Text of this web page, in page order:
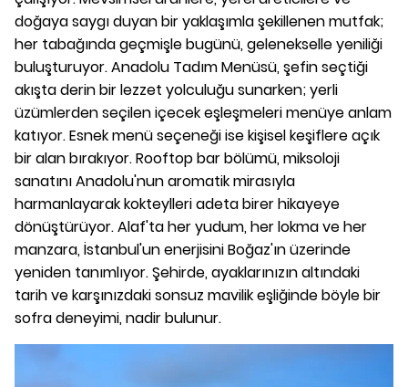
doğaya saygı duyan bir yaklaşımla şekillenen mutfak;
her tabağında geçmişle bugünü, gelenekselle yeniliği
buluşturuyor. Anadolu Tadım Menüsü, şefin seçtiği
akışta derin bir lezzet yolculuğu sunarken; yerli
üzümlerden seçilen içecek eşleşmeleri menüye anlam
katıyor. Esnek menü seçeneği ise kişisel keşiflere açık
bir alan bırakıyor. Rooftop bar bölümü, miksoloji
sanatını Anadolu'nun aromatik mirasıyla
harmanlayarak kokteylleri adeta birer hikayeye
dönüştürüyor. Alaf'ta her yudum, her lokma ve her
manzara, İstanbul'un enerjisini Boğaz'ın üzerinde
yeniden tanımlıyor. Şehirde, ayaklarınızın altındaki
tarih ve karşınızdaki sonsuz mavilik eşliğinde böyle bir
sofra deneyimi, nadir bulunur.